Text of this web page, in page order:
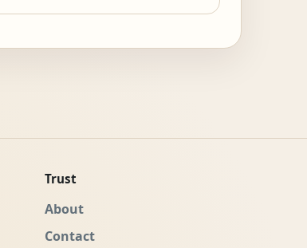
Trust
About
Contact